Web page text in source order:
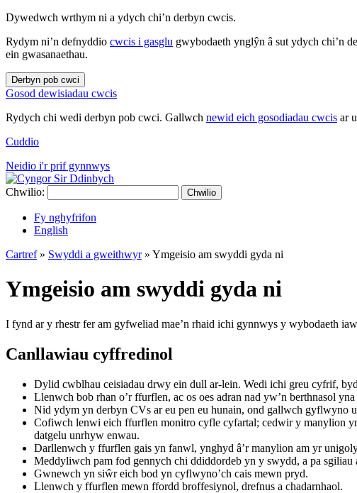
Dywedwch wrthym ni a ydych chi’n derbyn cwcis.
Rydym ni’n defnyddio cwcis i gasglu gwybodaeth ynglŷn â sut ydych chi’n
ein gwasanaethau.
Derbyn pob cwci
Gosod dewisiadau cwcis
Rydych chi wedi derbyn pob cwci. Gallwch newid eich gosodiadau cwcis ar
Cuddio
Neidio i'r prif gynnwys
Chwilio: Chwilio
Fy nghyfrifon
English
Cartref» Swyddi a gweithwyr» Ymgeisio am swyddi gyda ni
Ymgeisio am swyddi gyda ni
I fynd ar y rhestr fer am gyfweliad mae’n rhaid ichi gynnwys y wybodaeth
Canllawiau cyffredinol
Dylid cwblhau ceisiadau drwy ein dull ar-lein. Wedi ichi greu cyfrif,
Llenwch bob rhan o’r ffurflen, ac os oes adran nad yw’n berthnasol
Nid ydym yn derbyn CVs ar eu pen eu hunain, ond gallwch gyflwyno
Cofiwch lenwi eich ffurflen monitro cyfle cyfartal; cedwir y manylion
datgelu unrhyw enwau.
Darllenwch y ffurflen gais yn fanwl, ynghyd â’r manylion am yr
Meddyliwch pam fod gennych chi ddiddordeb yn y swydd, a pa sgiliau
Gwnewch yn siŵr eich bod yn cyflwyno’ch cais mewn pryd.
Llenwch y ffurflen mewn ffordd broffesiynol, drefnus a chadarnhaol.